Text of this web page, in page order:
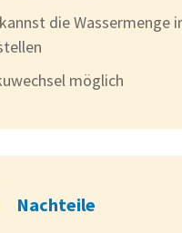
die Wassermenge
möglich
Nachteile